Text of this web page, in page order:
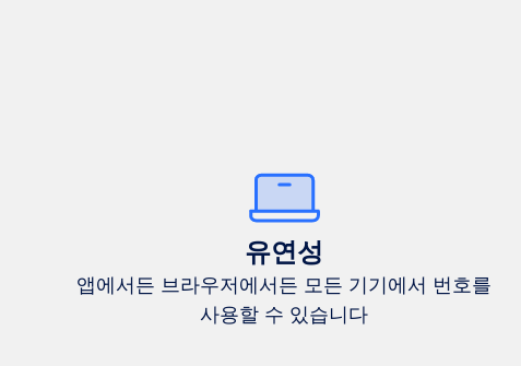
유연성
앱에서든 브라우저에서든 모든 기기에서 번호를
사용할 수 있습니다